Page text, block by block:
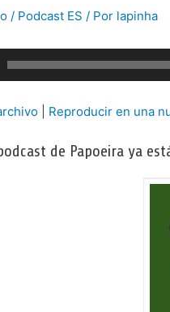
/ Podcast ES / Por lapinha
Reproducir en una
de Papoeira ya